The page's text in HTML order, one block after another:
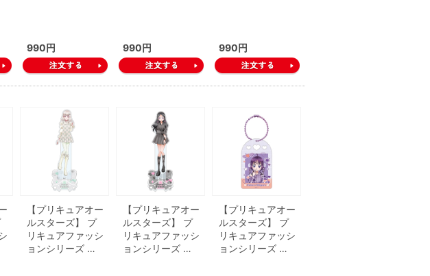
990円 990円 990円
【プリキュアオー
ルスターズ】 プ
リキュアファッシ
ョンシリーズ …
【プリキュアオー
ルスターズ】 プ
リキュアファッシ
ョンシリーズ …
【プリキュアオー
ルスターズ】 プ
リキュアファッシ
ョンシリーズ …